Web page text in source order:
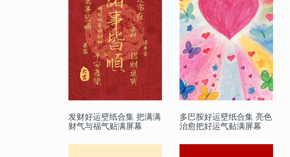
发财好运壁纸合集 把满满
财气与福气贴满屏幕
多巴胺好运壁纸合集 亮色
治愈把好运气贴满屏幕